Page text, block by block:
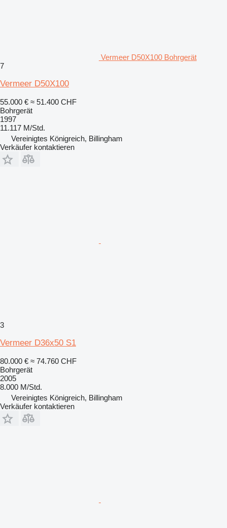
Vermeer D50X100 Bohrgerät
7
Vermeer D50X100
55.000 € ≈ 51.400 CHF
Bohrgerät
1997
11.117 M/Std.
Vereinigtes Königreich, Billingham
Verkäufer kontaktieren
3
Vermeer D36x50 S1
80.000 € ≈ 74.760 CHF
Bohrgerät
2005
8.000 M/Std.
Vereinigtes Königreich, Billingham
Verkäufer kontaktieren